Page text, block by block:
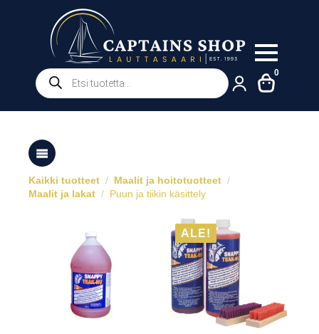
Products
search
0
Kaikki tuotteet
Maalit ja hoitotuotteet
Maalit ja lakat
Puun ja tiikin käsittely
ALE!